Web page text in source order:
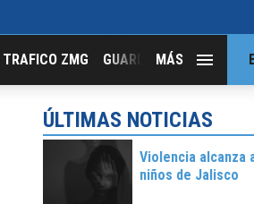
TRAFICO ZMG GUARDIA NOCTURNA
MÁS
ÚLTIMAS NOTICIAS
Violencia alcanza
niños de Jalisco